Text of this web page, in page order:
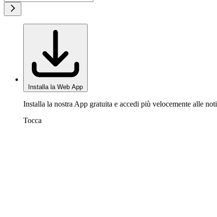
Installa la Web App
Installa la nostra App gratuita e accedi più velocemente alle
Tocca